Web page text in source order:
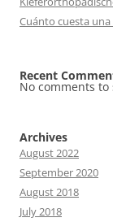
Cuánto cuesta
Recent
No comments to
Archives
August 2022
September 2020
August 2018
July 2018